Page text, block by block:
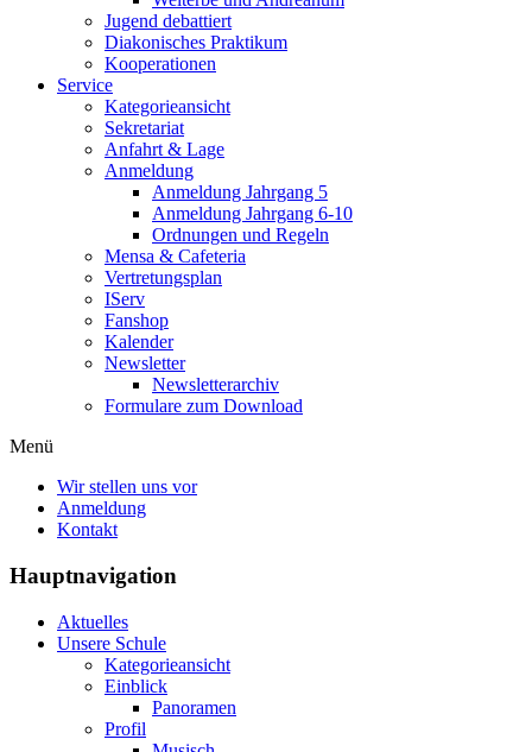
Jugend debattiert
Diakonisches Praktikum
Kooperationen
Service
Kategorieansicht
Sekretariat
Anfahrt & Lage
Anmeldung
Anmeldung Jahrgang 5
Anmeldung Jahrgang 6-10
Ordnungen und Regeln
Mensa & Cafeteria
Vertretungsplan
IServ
Fanshop
Kalender
Newsletter
Newsletterarchiv
Formulare zum Download
Menü
Wir stellen uns vor
Anmeldung
Kontakt
Hauptnavigation
Aktuelles
Unsere Schule
Kategorieansicht
Einblick
Panoramen
Profil